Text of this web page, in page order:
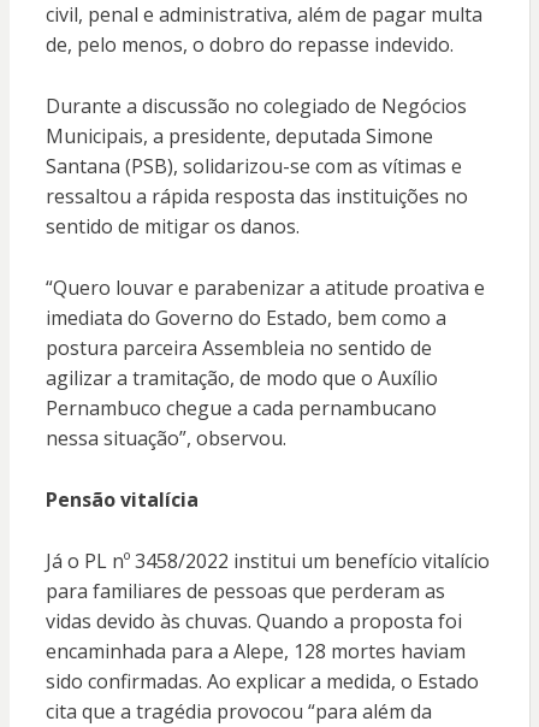
civil, penal e administrativa, além de pagar multa
de, pelo menos, o dobro do repasse indevido.
Durante a discussão no colegiado de Negócios
Municipais, a presidente, deputada Simone
Santana (PSB), solidarizou-se com as vítimas e
ressaltou a rápida resposta das instituições no
sentido de mitigar os danos.
“Quero louvar e parabenizar a atitude proativa e
imediata do Governo do Estado, bem como a
postura parceira Assembleia no sentido de
agilizar a tramitação, de modo que o Auxílio
Pernambuco chegue a cada pernambucano
nessa situação”, observou.
Pensão vitalícia
Já o PL nº 3458/2022 institui um benefício vitalício
para familiares de pessoas que perderam as
vidas devido às chuvas. Quando a proposta foi
encaminhada para a Alepe, 128 mortes haviam
sido confirmadas. Ao explicar a medida, o Estado
cita que a tragédia provocou “para além da